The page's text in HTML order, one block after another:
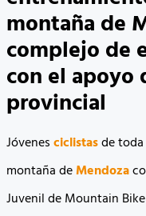
montaña de
complejo de
con el apoyo
provincial
Jóvenesciclistasde
montaña deMendoza
Juvenil de Mountain